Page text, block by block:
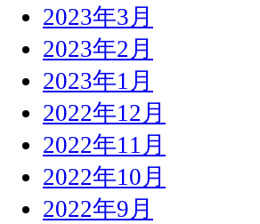
2023年3月
2023年2月
2023年1月
2022年12月
2022年11月
2022年10月
2022年9月